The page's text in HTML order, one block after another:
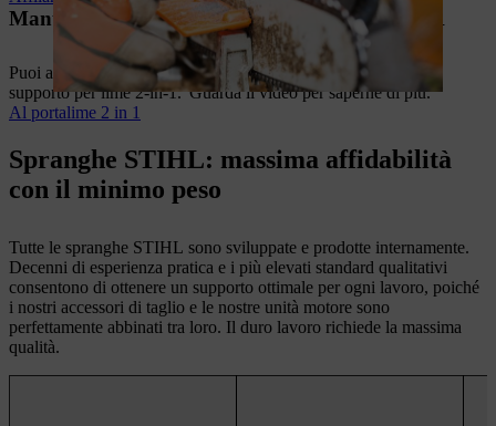
Mantieni affilata la tua catena con la lima 2-in-1
Puoi affilare la tua catena sia con una lima rotonda
supporto per lime 2-in-1. Guarda il video per saperne di più.
Al portalime 2 in 1
Spranghe STIHL: massima affidabilità
con il minimo peso
Tutte le spranghe STIHL sono sviluppate e prodotte internamente.
Decenni di esperienza pratica e i più elevati standard qualitativi
consentono di ottenere un supporto ottimale per ogni lavoro, poiché
i nostri accessori di taglio e le nostre unità motore sono
perfettamente abbinati tra loro. Il duro lavoro richiede la massima
qualità.